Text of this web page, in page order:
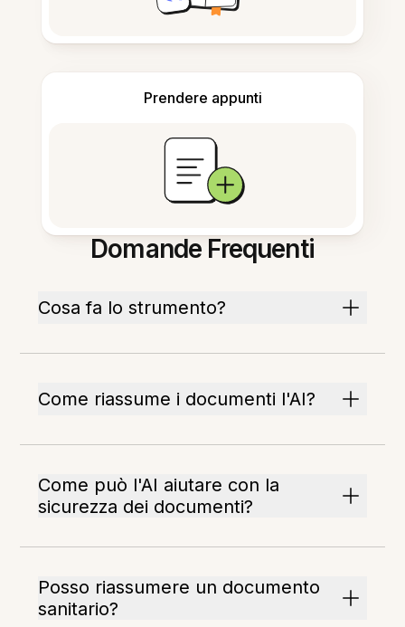
Prendere appunti
Domande Frequenti
Cosa fa lo strumento?
Come riassume i documenti l'AI?
Come può l'AI aiutare con la
sicurezza dei documenti?
Posso riassumere un documento
sanitario?